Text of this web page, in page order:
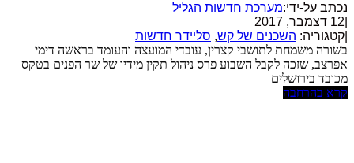
נכתב על-ידי:מערכת חדשות הגליל
12 דצמבר, 2017
קטגוריה: השכנים של קש, סליידר חדשות
בשורה משמחת לתושבי קצרין, עובדי המועצה והעומד בראשה דימי
אפרצב, שזכה לקבל השבוע פרס ניהול תקין מידיו של שר הפנים בטקס
מכובד בירושלים
קרא בהרחבה